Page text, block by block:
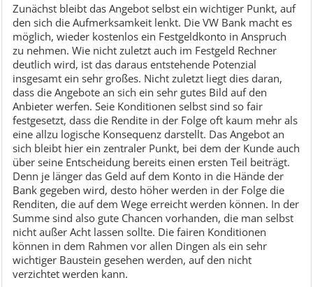
Zunächst bleibt das Angebot selbst ein wichtiger Punkt, auf
den sich die Aufmerksamkeit lenkt. Die VW Bank macht es
möglich, wieder kostenlos ein Festgeldkonto in Anspruch
zu nehmen. Wie nicht zuletzt auch im Festgeld Rechner
deutlich wird, ist das daraus entstehende Potenzial
insgesamt ein sehr großes. Nicht zuletzt liegt dies daran,
dass die Angebote an sich ein sehr gutes Bild auf den
Anbieter werfen. Seie Konditionen selbst sind so fair
festgesetzt, dass die Rendite in der Folge oft kaum mehr als
eine allzu logische Konsequenz darstellt. Das Angebot an
sich bleibt hier ein zentraler Punkt, bei dem der Kunde auch
über seine Entscheidung bereits einen ersten Teil beiträgt.
Denn je länger das Geld auf dem Konto in die Hände der
Bank gegeben wird, desto höher werden in der Folge die
Renditen, die auf dem Wege erreicht werden können. In der
Summe sind also gute Chancen vorhanden, die man selbst
nicht außer Acht lassen sollte. Die fairen Konditionen
können in dem Rahmen vor allen Dingen als ein sehr
wichtiger Baustein gesehen werden, auf den nicht
verzichtet werden kann.